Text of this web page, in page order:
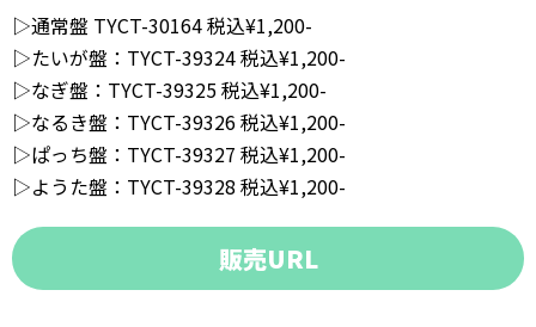
▷通常盤 TYCT-30164 税込¥1,200-
▷たいが盤：TYCT-39324 税込¥1,200-
▷なぎ盤：TYCT-39325 税込¥1,200-
▷なるき盤：TYCT-39326 税込¥1,200-
▷ぱっち盤：TYCT-39327 税込¥1,200-
▷ようた盤：TYCT-39328 税込¥1,200-
販売URL